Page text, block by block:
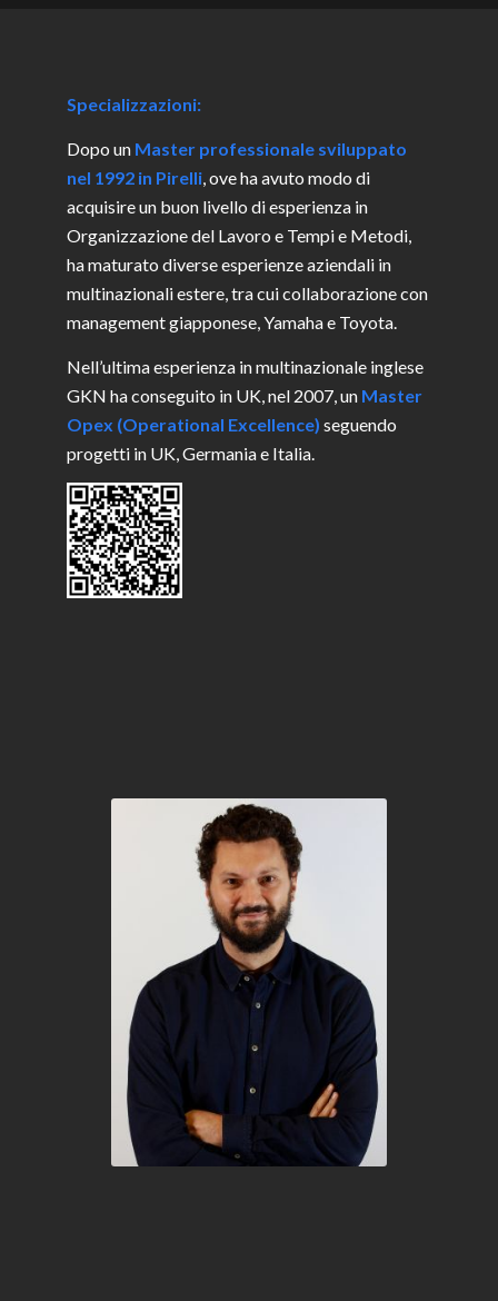
Specializzazioni:
Dopo un Master professionale sviluppato
nel 1992 in Pirelli, ove ha avuto modo di
acquisire un buon livello di esperienza in
Organizzazione del Lavoro e Tempi e Metodi,
ha maturato diverse esperienze aziendali in
multinazionali estere, tra cui collaborazione con
management giapponese, Yamaha e Toyota.
Nell’ultima esperienza in multinazionale inglese
GKN ha conseguito in UK, nel 2007, un Master
Opex (Operational Excellence) seguendo
progetti in UK, Germania e Italia.